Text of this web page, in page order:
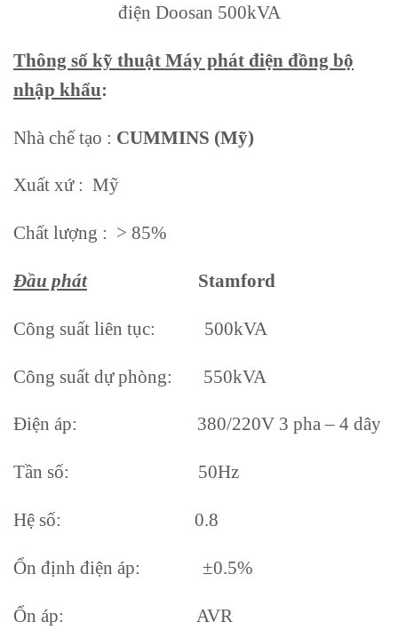
điện Doosan 500kVA
Thông số kỹ thuật Máy phát điện đồng bộ
nhập khẩu:
Nhà chế tạo : CUMMINS (Mỹ)
Xuất xứ : Mỹ
Chất lượng : > 85%
Đầu phát Stamford
Công suất liên tục: 500kVA
Công suất dự phòng: 550kVA
Điện áp: 380/220V 3 pha – 4 dây
Tần số: 50Hz
Hệ số: 0.8
Ổn định điện áp: ±0.5%
Ổn áp: AVR